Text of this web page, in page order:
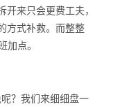
开来只会更费工夫，
方式补救。而整整
加点。
呢？我们来细细盘一